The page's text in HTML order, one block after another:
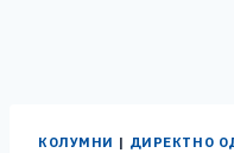
КОЛУМНИ | ДИРЕКТНО